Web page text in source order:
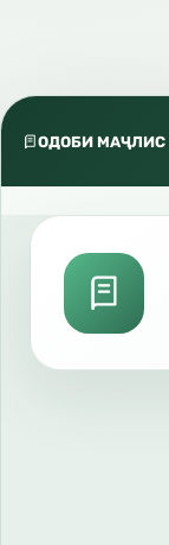
ОДОБИ МАҶЛИС